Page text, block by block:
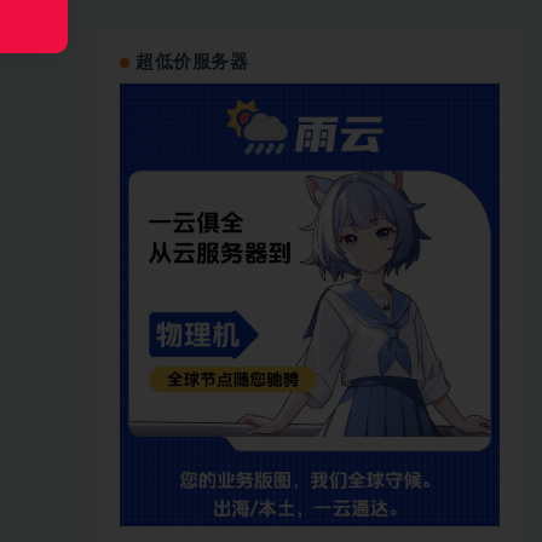
超低价服务器